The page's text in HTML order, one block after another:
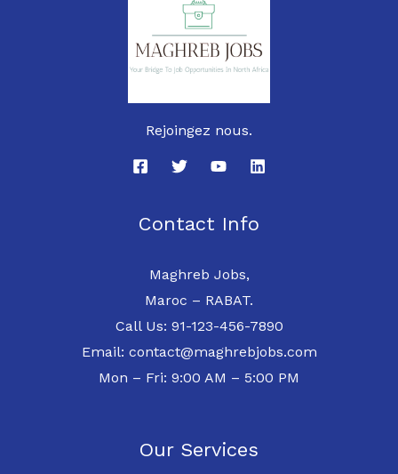
Rejoingez nous.
Contact Info
Maghreb Jobs,
Maroc – RABAT.
Call Us: 91-123-456-7890
Email: contact@maghrebjobs.com
Mon – Fri: 9:00 AM – 5:00 PM
Our Services